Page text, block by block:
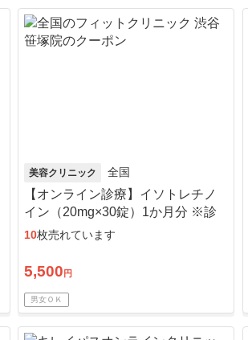
美容クリニック 全国
【オンライン診療】イソトレチノ
イン（20mg×30錠）1か月分 ※診
察料、送料込込
10枚売れています
5,500 円
男女ＯＫ